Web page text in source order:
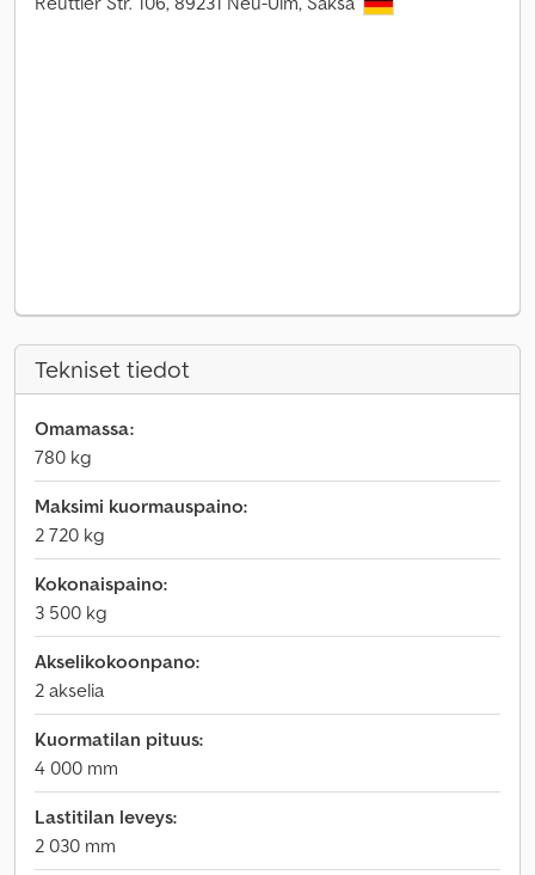
Tekniset tiedot
Omamassa:
780 kg
Maksimi kuormauspaino:
2 720 kg
Kokonaispaino:
3 500 kg
Akselikokoonpano:
2 akselia
Kuormatilan pituus:
4 000 mm
Lastitilan leveys:
2 030 mm